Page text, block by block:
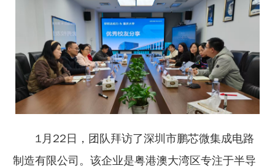
1月22日，团队拜访了深圳市鹏芯微集成电路
制造有限公司。该企业是粤港澳大湾区专注于半导